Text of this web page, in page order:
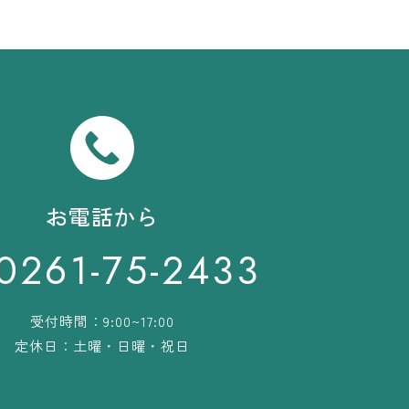
お電話から
75-2433
受付時間：9:00~17:00
定休日：土曜・日曜・祝日